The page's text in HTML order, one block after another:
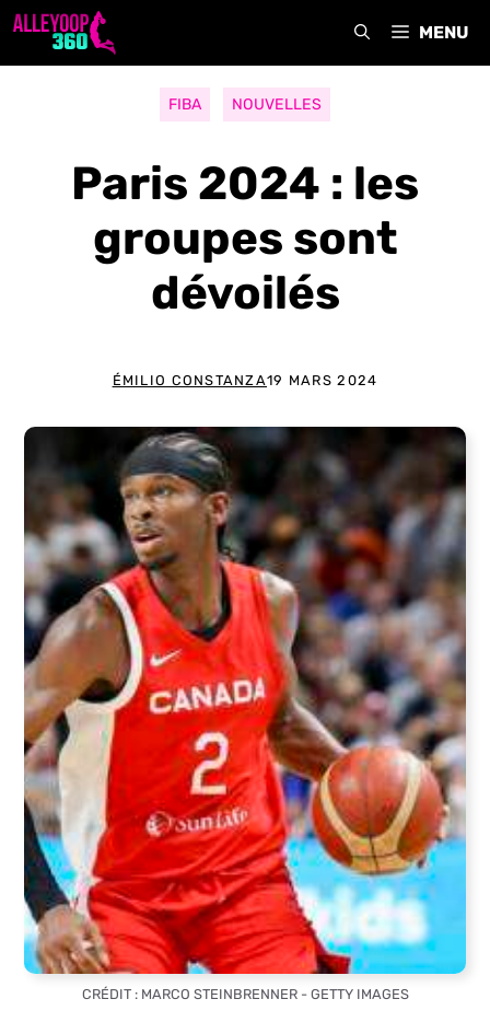
Aller
MENU
FIBA NOUVELLES
Paris 2024 : les
groupes sont
dévoilés
ÉMILIO CONSTANZA19 MARS 2024
CRÉDIT : MARCO STEINBRENNER - GETTY IMAGES